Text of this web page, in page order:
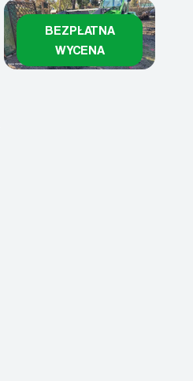
BEZPŁATNA
WYCENA